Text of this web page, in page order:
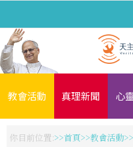
教會活動 真理新聞 心
你目前位置: 首頁 教會活動